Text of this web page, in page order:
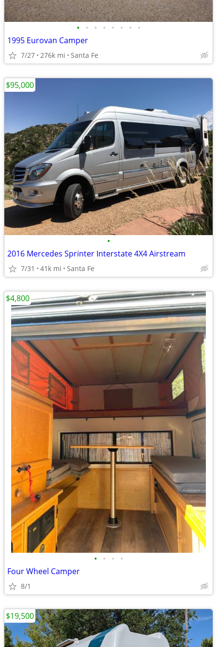
• • • • • • • •
1995 Eurovan Camper
7/27 276k mi Santa Fe
•
2016 Mercedes Sprinter Interstate 4X4 Airstream
7/31 41k mi Santa Fe
$95,000
• • • •
Four Wheel Camper
8/1
$4,800
$19,500